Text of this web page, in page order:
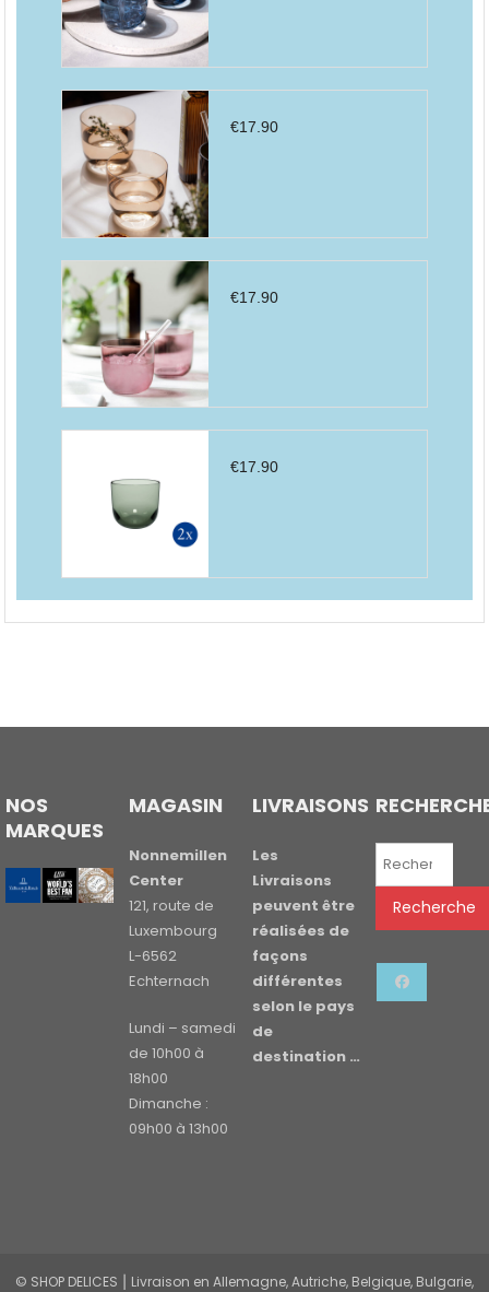
€17.90
€17.90
€17.90
NOS
MARQUES
MAGASIN
Nonnemillen
Center
121, route de
Luxembourg
L-6562
Echternach
Lundi – samedi
de 10h00 à
18h00
Dimanche :
09h00 à 13h00
LIVRAISONS
Les
Livraisons
peuvent être
réalisées de
façons
différentes
selon le pays
de
destination …
Recherche
Recherche
© SHOP DELICES ⎮ Livraison en Allemagne, Autriche, Belgique, Bulgarie,